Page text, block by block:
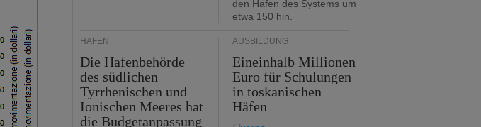
den Häfen des Systems um
etwa 150 hin.
HÄFEN
Die Hafenbehörde
des südlichen
Tyrrhenischen und
Ionischen Meeres hat
die Budgetanpassung
AUSBILDUNG
Eineinhalb Millionen
Euro für Schulungen
in toskanischen
Häfen